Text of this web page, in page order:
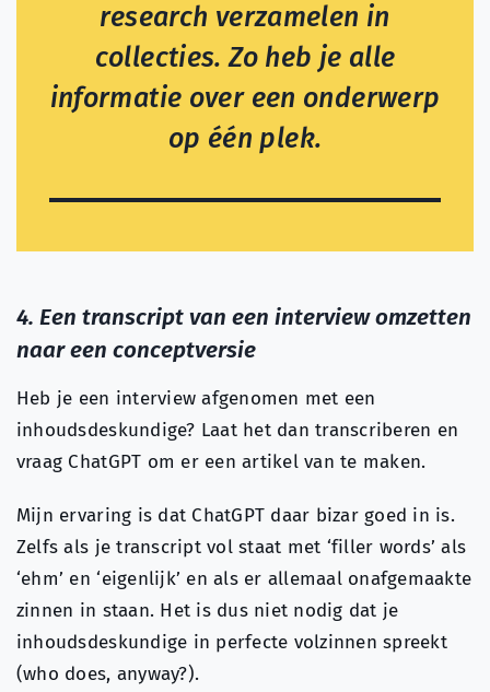
research verzamelen in
collecties. Zo heb je alle
informatie over een onderwerp
op één plek.
4. Een transcript van een interview omzetten
naar een conceptversie
Heb je een interview afgenomen met een
inhoudsdeskundige? Laat het dan transcriberen en
vraag ChatGPT om er een artikel van te maken.
Mijn ervaring is dat ChatGPT daar bizar goed in is.
Zelfs als je transcript vol staat met ‘filler words’ als
‘ehm’ en ‘eigenlijk’ en als er allemaal onafgemaakte
zinnen in staan. Het is dus niet nodig dat je
inhoudsdeskundige in perfecte volzinnen spreekt
(who does, anyway?).